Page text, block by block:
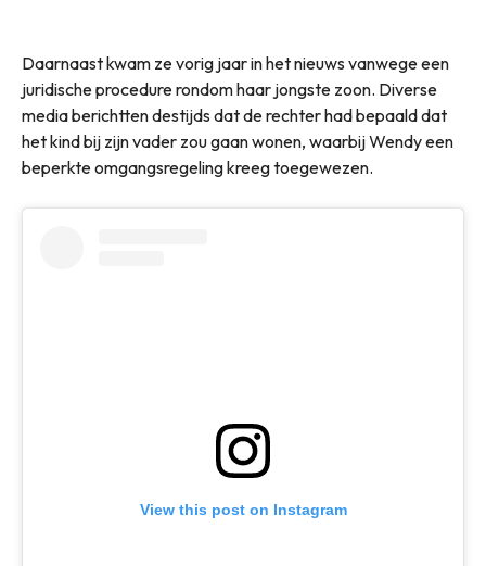
Daarnaast kwam ze vorig jaar in het nieuws vanwege een
juridische procedure rondom haar jongste zoon. Diverse
media berichtten destijds dat de rechter had bepaald dat
het kind bij zijn vader zou gaan wonen, waarbij Wendy een
beperkte omgangsregeling kreeg toegewezen.
View this post on Instagram